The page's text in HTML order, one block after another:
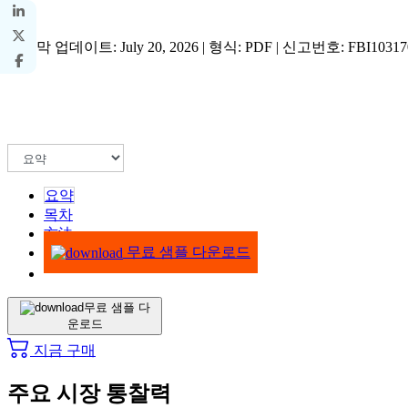
마지막 업데이트: July 20, 2026 | 형식: PDF | 신고번호:
요약
목차
方法
무료 샘플 다운로드
무료 샘플 다
운로드
지금 구매
주요 시장 통찰력